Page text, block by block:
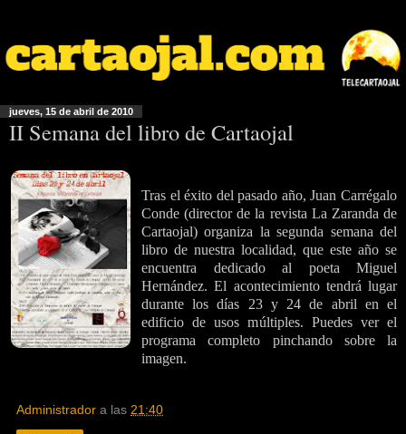
jueves, 15 de abril de 2010
II Semana del libro de Cartaojal
Tras el éxito del pasado año, Juan Carrégalo
Conde (director de la revista La Zaranda de
Cartaojal) organiza la segunda semana del
libro de nuestra localidad, que este año se
encuentra dedicado al poeta Miguel
Hernández. El acontecimiento tendrá lugar
durante los días 23 y 24 de abril en el
edificio de usos múltiples. Puedes ver el
programa completo pinchando sobre la
imagen.
Administrador a las 21:40